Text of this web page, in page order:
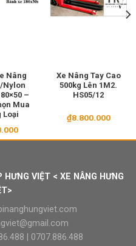
Nâng
Nylon
–
Mua
Loại
Xe Nâng Tay Cao
500kg Lên 1M2.
HS05/12
₫8.800.000
VIỆT < XE NÂNG HƯNG
0707.886.488